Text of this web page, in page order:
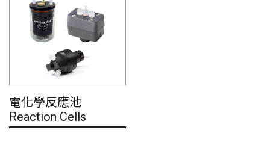
電化學反應池
Reaction Cells